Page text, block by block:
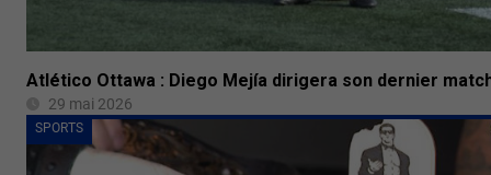
Atlético Ottawa : Diego Mejía dirigera son dernier
29 mai 2026
SPORTS